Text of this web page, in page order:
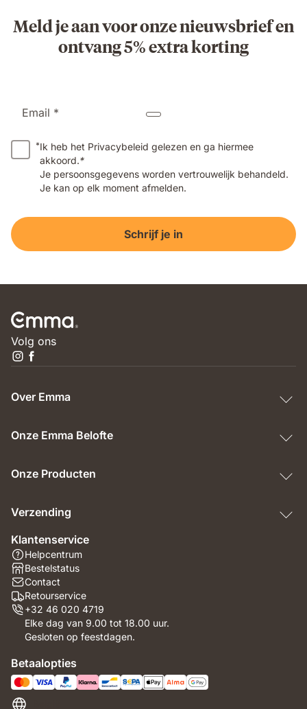
Meld je aan voor onze nieuwsbrief en
ontvang 5% extra korting
Email *
*Ik heb het Privacybeleid gelezen en ga hiermee
akkoord.*
Je persoonsgegevens worden vertrouwelijk behandeld.
Je kan op elk moment afmelden.
Schrijf je in
Volg ons
Over Emma
Onze Emma Belofte
Onze Producten
Verzending
Klantenservice
Helpcentrum
Bestelstatus
Contact
Retourservice
+32 46 020 4719
Elke dag van 9.00 tot 18.00 uur.
Gesloten op feestdagen.
Betaalopties